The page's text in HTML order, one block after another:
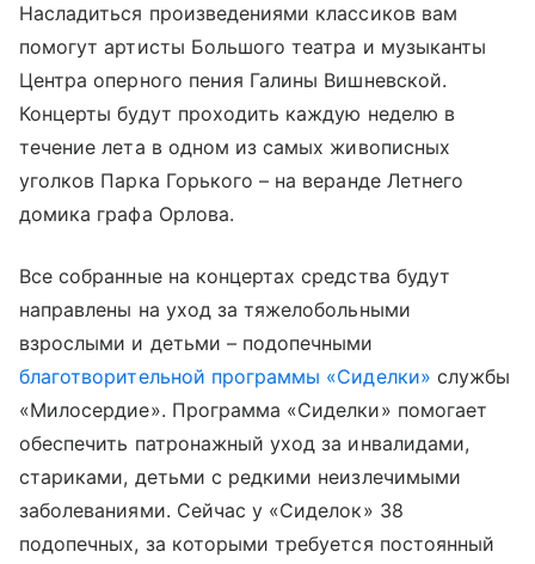
Насладиться произведениями классиков вам
помогут артисты Большого театра и музыканты
Центра оперного пения Галины Вишневской.
Концерты будут проходить каждую неделю в
течение лета в одном из самых живописных
уголков Парка Горького – на веранде Летнего
домика графа Орлова.
Все собранные на концертах средства будут
направлены на уход за тяжелобольными
взрослыми и детьми – подопечными
благотворительной программы «Сиделки» службы
«Милосердие». Программа «Сиделки» помогает
обеспечить патронажный уход за инвалидами,
стариками, детьми с редкими неизлечимыми
заболеваниями. Сейчас у «Сиделок» 38
подопечных, за которыми требуется постоянный